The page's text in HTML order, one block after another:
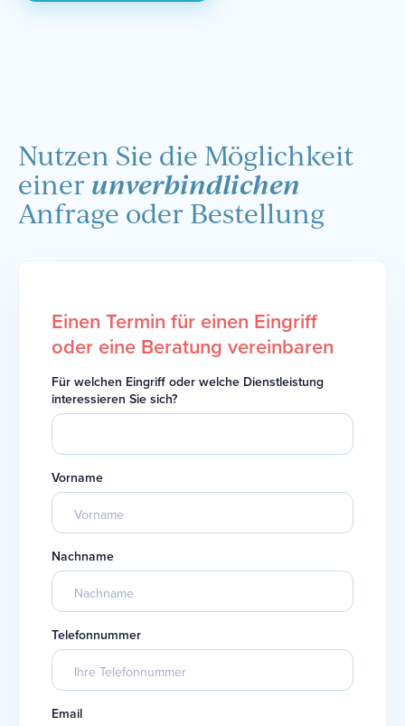
Nutzen Sie die Möglichkeit
einer unverbindlichen
Anfrage oder Bestellung
Einen Termin für einen Eingriff
oder eine Beratung vereinbaren
Für welchen Eingriff oder welche Dienstleistung
interessieren Sie sich?
Vorname
Nachname
Telefonnummer
Email